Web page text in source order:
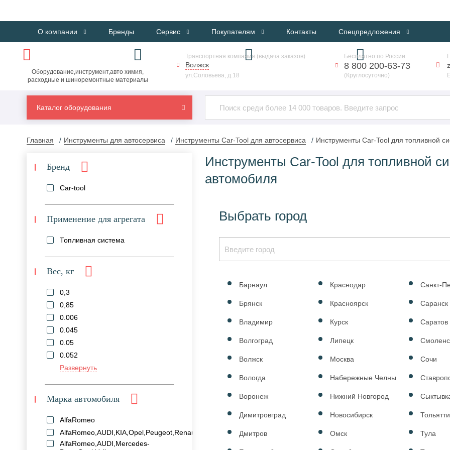
О компании Бренды Сервис Покупателям Контакты Спецпредложения
Оборудование,инструмент,авто химия,
расходные и шиноремонтные материалы
Транспортная компания (выдача заказов):
Волжск
ул.Соловьева, д.18
Бесплатно по России
8 800 200-63-73
(Круглосуточно)
Каталог оборудования
Главная Инструменты для автосервиса Инструменты Car-Tool для автосервиса Инструменты Car-Tool для топливной
Бренд
Car-tool
Применение для агрегата
Топливная система
Вес, кг
0,3
0,85
0.006
0.045
0.05
0.052
Развернуть
Марка автомобиля
AlfaRomeo
AlfaRomeo,AUDI,KIA,Opel,Peugeot,Renault,Volkswagen
AlfaRomeo,AUDI,Mercedes-
Инструменты Car-Tool для топливной
автомобиля
Выбрать город
Барнаул
Брянск
Владимир
Волгоград
Волжск
Вологда
Воронеж
Димитровград
Дмитров
Краснодар
Красноярск
Курск
Липецк
Москва
Набережные Челны
Нижний Новгород
Новосибирск
Омск
Санкт-
Саранск
Саратов
Сочи
Тольятти
Тула